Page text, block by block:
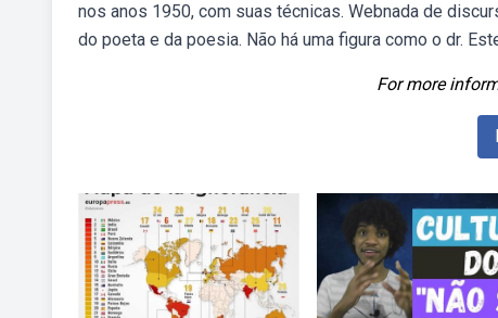
nos anos 1950, com suas técnicas. Webnada de
do poeta e da poesia. Não há uma figura como o dr.
For more